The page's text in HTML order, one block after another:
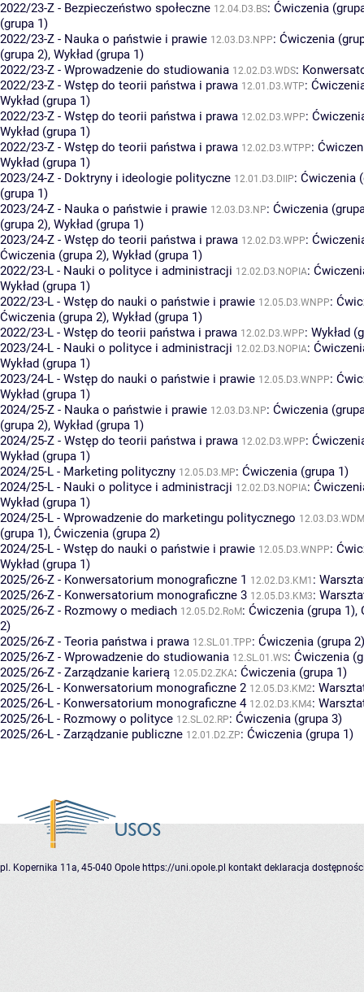
2022/23-Z - Bezpieczeństwo społeczne 12.04.D3.BS: Ćwiczenia
(grupa 1)
2022/23-Z - Nauka o państwie i prawie 12.03.D3.NPP: Ćwiczenia
(grupa 2), Wykład (grupa 1)
2022/23-Z - Wprowadzenie do studiowania 12.02.D3.WDS:
2022/23-Z - Wstęp do teorii państwa i prawa 12.01.D3.WTP:
Wykład (grupa 1)
2022/23-Z - Wstęp do teorii państwa i prawa 12.02.D3.WPP:
Wykład (grupa 1)
2022/23-Z - Wstęp do teorii państwa i prawa 12.02.D3.WTPP:
Wykład (grupa 1)
2023/24-Z - Doktryny i ideologie polityczne 12.01.D3.DIIP: Ćwiczenia
(grupa 1)
2023/24-Z - Nauka o państwie i prawie 12.03.D3.NP: Ćwiczenia
(grupa 2), Wykład (grupa 1)
2023/24-Z - Wstęp do teorii państwa i prawa 12.02.D3.WPP:
Ćwiczenia (grupa 2), Wykład (grupa 1)
2022/23-L - Nauki o polityce i administracji 12.02.D3.NOPIA:
Wykład (grupa 1)
2022/23-L - Wstęp do nauki o państwie i prawie 12.05.D3.WNPP:
Ćwiczenia (grupa 2), Wykład (grupa 1)
2022/23-L - Wstęp do teorii państwa i prawa 12.02.D3.WPP: Wykład
2023/24-L - Nauki o polityce i administracji 12.02.D3.NOPIA:
Wykład (grupa 1)
2023/24-L - Wstęp do nauki o państwie i prawie 12.05.D3.WNPP:
Wykład (grupa 1)
2024/25-Z - Nauka o państwie i prawie 12.03.D3.NP: Ćwiczenia
(grupa 2), Wykład (grupa 1)
2024/25-Z - Wstęp do teorii państwa i prawa 12.02.D3.WPP:
Wykład (grupa 1)
2024/25-L - Marketing polityczny 12.05.D3.MP: Ćwiczenia (grupa 1)
2024/25-L - Nauki o polityce i administracji 12.02.D3.NOPIA:
Wykład (grupa 1)
2024/25-L - Wprowadzenie do marketingu politycznego
(grupa 1), Ćwiczenia (grupa 2)
2024/25-L - Wstęp do nauki o państwie i prawie 12.05.D3.WNPP:
Wykład (grupa 1)
2025/26-Z - Konwersatorium monograficzne 1 12.02.D3.KM1 :
2025/26-Z - Konwersatorium monograficzne 3 12.05.D3.KM3:
2025/26-Z - Rozmowy o mediach 12.05.D2.RoM: Ćwiczenia (grupa 1),
2)
2025/26-Z - Teoria państwa i prawa 12.SL.01.TPP: Ćwiczenia (grupa 2)
2025/26-Z - Wprowadzenie do studiowania 12.SL.01.WS: Ćwiczenia
2025/26-Z - Zarządzanie karierą 12.05.D2.ZKA: Ćwiczenia (grupa 1)
2025/26-L - Konwersatorium monograficzne 2 12.05.D3.KM2:
2025/26-L - Konwersatorium monograficzne 4 12.02.D3.KM4:
2025/26-L - Rozmowy o polityce 12.SL.02.RP: Ćwiczenia (grupa 3)
2025/26-L - Zarządzanie publiczne 12.01.D2.ZP: Ćwiczenia (grupa 1)
pl. Kopernika 11a, 45-040 Opole https://uni.opole.pl kontakt deklaracja